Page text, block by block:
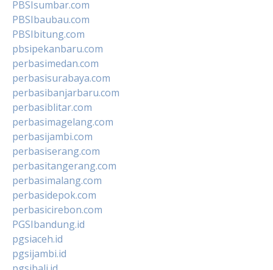
PBSIsumbar.com
PBSIbaubau.com
PBSIbitung.com
pbsipekanbaru.com
perbasimedan.com
perbasisurabaya.com
perbasibanjarbaru.com
perbasiblitar.com
perbasimagelang.com
perbasijambi.com
perbasiserang.com
perbasitangerang.com
perbasimalang.com
perbasidepok.com
perbasicirebon.com
PGSIbandung.id
pgsiaceh.id
pgsijambi.id